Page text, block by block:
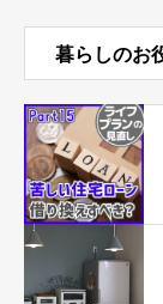
暮らしのお